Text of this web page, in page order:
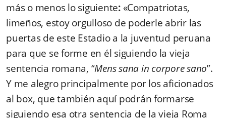
más o menos lo siguiente:«Compatriotas,
limeños, estoy orgulloso de poderle abrir las
puertas de este Estadio a la juventud peruana
para que se forme en él siguiendo la vieja
sentencia romana, “Mens sana in corpore sano”.
Y me alegro principalmente por los aficionados
al box, que también aquí podrán formarse
siguiendo esa otra sentencia de la vieja Roma